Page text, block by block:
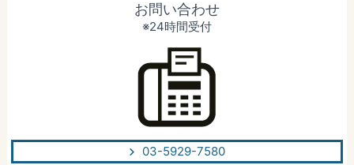
お問い合わせ
※24時間受付
03-5929-7580